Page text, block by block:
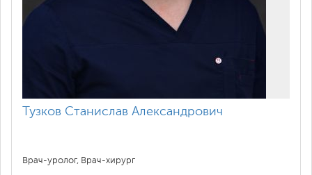
Тузков Станислав Александрович
Врач-уролог, Врач-хирург